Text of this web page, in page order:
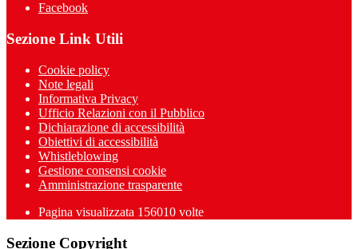
Facebook
Sezione Link Utili
Cookie policy
Note legali
Informativa Privacy
Ufficio Relazioni con il Pubblico
Dichiarazione di accessibilità
Obiettivi di accessibilità
Whistleblowing
Gestione consensi cookie
Amministrazione trasparente
Pagina visualizzata 156010 volte
Sezione Copyright